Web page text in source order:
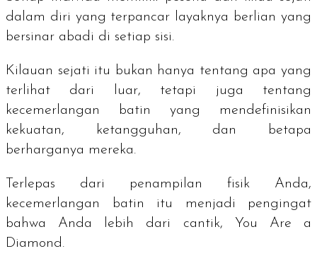
dalam diri yang terpancar layaknya berlian yang
bersinar abadi di setiap sisi.
Kilauan sejati itu bukan hanya tentang apa yang
terlihat dari luar, tetapi juga tentang
kecemerlangan batin yang mendefinisikan
kekuatan, ketangguhan, dan betapa
berharganya mereka.
Terlepas dari penampilan fisik Anda,
kecemerlangan batin itu menjadi pengingat
bahwa Anda lebih dari cantik, You Are a
Diamond .